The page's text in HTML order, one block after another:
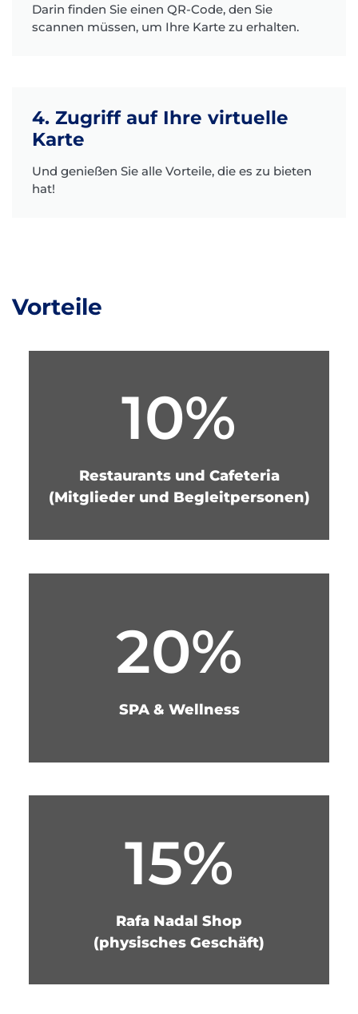
Darin finden Sie einen QR-Code, den Sie
scannen müssen, um Ihre Karte zu erhalten.
4. Zugriff auf Ihre virtuelle
Karte
Und genießen Sie alle Vorteile, die es zu bieten
hat!
Vorteile
10%
Restaurants und Cafeteria
(Mitglieder und Begleitpersonen)
20%
SPA & Wellness
15%
Rafa Nadal Shop
(physisches Geschäft)